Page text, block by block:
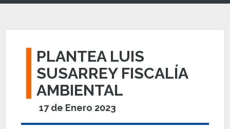
PLANTEA LUIS
SUSARREY FISCALÍA
AMBIENTAL
17 de Enero 2023